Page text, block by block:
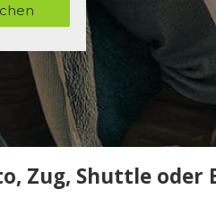
Zug, Shuttle oder